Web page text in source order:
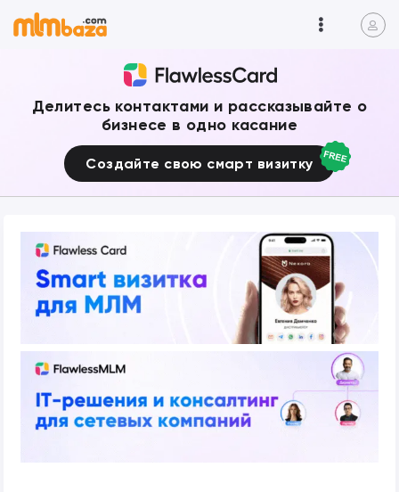
Делитесь контактами и рассказывайте о
бизнесе в одно касание
Создайте свою смарт визитку